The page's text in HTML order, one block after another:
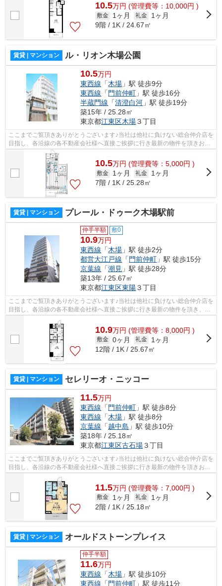
10.5万円 (管理費等：10,000円 )
敷金 1ヶ月 礼金
1ヶ月
9階 / 1K / 24.67㎡
賃貸 | マンション ル・リオン木場公園
10.5万円
東西線 「木場 」駅 徒歩9分
東西線 「 門前仲町 」駅 徒歩16分
半蔵門線 「清澄白河 」駅 徒歩19分
築15年 / 25.28㎡
東京都江東区木場３丁目
ここまでご覧頂きありがとうございます♪当社は他社に負けない総合仲介店を
目指し、各沿線の各不動産会社様へ直接ご挨拶に行き最新の物件を頂きお客
様へ提供しております！最新の情報は...
10.5万円 (管理費等：5,000円 )
敷金 1ヶ月 礼金
1ヶ月
7階 / 1K / 25.28㎡
賃貸 | マンション プレール・ドゥーク木場駅前
仲手半額 敷0
10.9万円
東西線 「木場 」駅 徒歩2分
都営大江戸線 「 門前仲町 」駅 徒歩15分
京葉線 「潮見 」駅 徒歩28分
築13年 / 25.67㎡
東京都江東区東陽３丁目
ここまでご覧頂きありがとうございます♪当社は他社に負けない総合仲介店を
目指し、各沿線の各不動産会社様へ直接ご挨拶に行き最新の物件を頂き、お
10.9万円 (管理費等：8,000円 )
敷金 0ヶ月 礼金
1ヶ月
12階 / 1K / 25.67㎡
賃貸 | マンション セレリーオ・ニッコー
11.5万円
東西線 「 門前仲町 」駅 徒歩8分
東西線 「木場 」駅 徒歩8分
京葉線 「越中島 」駅 徒歩10分
築18年 / 25.18㎡
東京都江東区古石場３丁目
ここまでご覧頂きありがとうございます♪当社は他社に負けない総合仲介店を
目指し、各沿線の各不動産会社様へ直接ご挨拶に行き最新の物件を頂きお客
様へ提供しております！最新の情報は...
11.5万円 (管理費等：7,000円 )
敷金 1ヶ月 礼金
1ヶ月
2階 / 1K / 25.18㎡
賃貸 | マンション オールドストーンプレイス
仲手半額
11.6万円
東西線 「木場 」駅 徒歩10分
東西線 「 門前仲町 」駅 徒歩11分